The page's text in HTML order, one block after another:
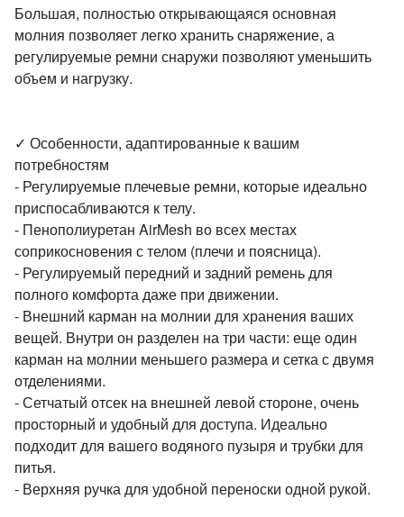
Большая, полностью открывающаяся основная
молния позволяет легко хранить снаряжение, а
регулируемые ремни снаружи позволяют уменьшить
объем и нагрузку.
✓ Особенности, адаптированные к вашим
потребностям
- Регулируемые плечевые ремни, которые идеально
приспосабливаются к телу.
- Пенополиуретан AirMesh во всех местах
соприкосновения с телом (плечи и поясница).
- Регулируемый передний и задний ремень для
полного комфорта даже при движении.
- Внешний карман на молнии для хранения ваших
вещей. Внутри он разделен на три части: еще один
карман на молнии меньшего размера и сетка с двумя
отделениями.
- Сетчатый отсек на внешней левой стороне, очень
просторный и удобный для доступа. Идеально
подходит для вашего водяного пузыря и трубки для
питья.
- Верхняя ручка для удобной переноски одной рукой.